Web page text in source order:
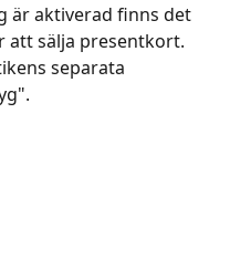
är aktiverad finns det
att sälja presentkort.
separata